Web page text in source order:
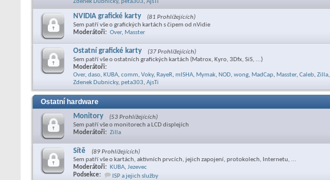
Zdenek Dubnicky, peta303, AjsTi
NVIDIA grafické karty
(81 Prohlížejících)
Sem patří vše o grafických kartách s čipem od nVidie
Moderátoři: Over, Masster
Ostatní grafické karty
(37 Prohlížejících)
Sem patří vše o ostatních grafických kartách (Matrox, Kyro, 3Dfx, SiS, ...)
Moderátoři:
Over, daso, KUBA, comm, Voky, RayeR, mISHA, Mymak, NOD, wong, MadCap, Masster, Caleb, Zilla,
Zdenek Dubnicky, peta303, AjsTi
Ostatní hardware
Monitory
(53 Prohlížejících)
Sem patří vše o monitorech a LCD displejích
Moderátoři: Zilla
Sítě
(89 Prohlížejících)
Sem patří vše o kartách, aktivních prvcích, jejich zapojení, protokolech, Internetu, ...
Moderátoři: KUBA, Jezevec
Podsekce:
ISP a jejich služby